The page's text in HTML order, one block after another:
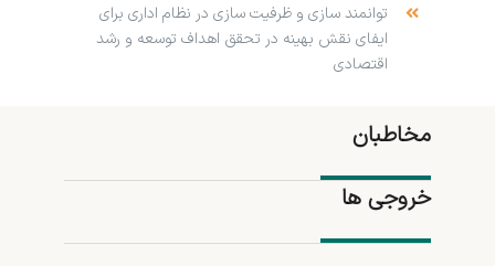
توانمند سازی و ظرفیت سازی در نظام اداری برای
ایفای نقش بهینه در تحقق اهداف توسعه و رشد
اقتصادی
مخاطبان
خروجی ها